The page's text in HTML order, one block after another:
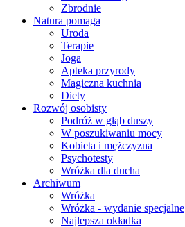
Zbrodnie
Natura pomaga
Uroda
Terapie
Joga
Apteka przyrody
Magiczna kuchnia
Diety
Rozwój osobisty
Podróż w głąb duszy
W poszukiwaniu mocy
Kobieta i mężczyzna
Psychotesty
Wróżka dla ducha
Archiwum
Wróżka
Wróżka - wydanie specjalne
Najlepsza okładka